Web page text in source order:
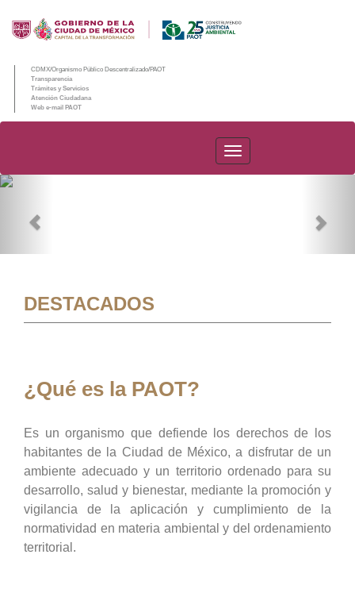
CDMX/Organismo Público Descentralizado/PAOT
Transparencia
Trámites y Servicios
Atención Ciudadana
Web e-mail PAOT
PAOT
DESTACADOS
¿Qué es la PAOT?
Es un organismo que defiende los derechos de los
habitantes de la Ciudad de México, a disfrutar de un
ambiente adecuado y un territorio ordenado para su
desarrollo, salud y bienestar, mediante la promoción y
vigilancia de la aplicación y cumplimiento de la
normatividad en materia ambiental y del ordenamiento
territorial.